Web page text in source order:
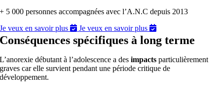
+ 5 000 personnes accompagnées avec l’A.N.C depuis 2013
Je veux en savoir plus
Je veux en savoir plus
Conséquences spécifiques à long terme
L’anorexie débutant à l’adolescence a desimpacts particulièrement
graves car elle survient pendant une période critique de
développement.